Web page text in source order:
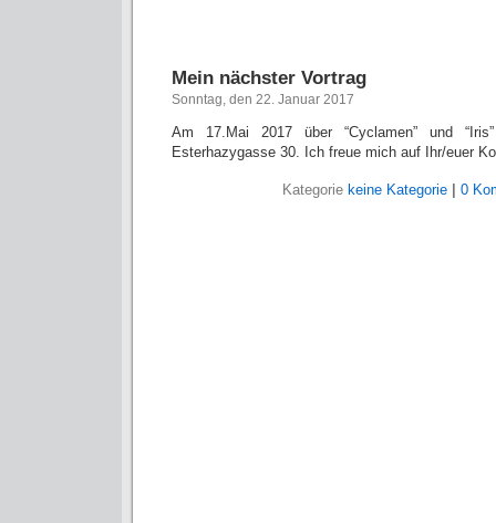
Mein nächster Vortrag
Sonntag, den 22. Januar 2017
Am 17.Mai 2017 über “Cyclamen” und
Esterhazygasse 30. Ich freue mich auf Ihr/euer
Kategorie keine Kategorie 0